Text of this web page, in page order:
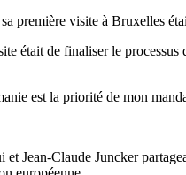
première visite à Bruxelles
était de finaliser le
est la priorité de mon
Jean-Claude Juncker